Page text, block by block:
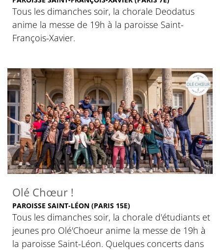
Tous les dimanches soir, la chorale Deodatus
anime la messe de 19h à la paroisse Saint-
François-Xavier.
Olé Chœur !
PAROISSE SAINT-LÉON (PARIS 15E)
Tous les dimanches soir, la chorale d'étudiants et
jeunes pro Olé'Choeur anime la messe de 19h à
la paroisse Saint-Léon. Quelques concerts dans